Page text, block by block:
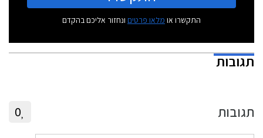
התקשרו או מלאו פרטים ונחזור אליכם בהקדם
תגובות
תגובות 0